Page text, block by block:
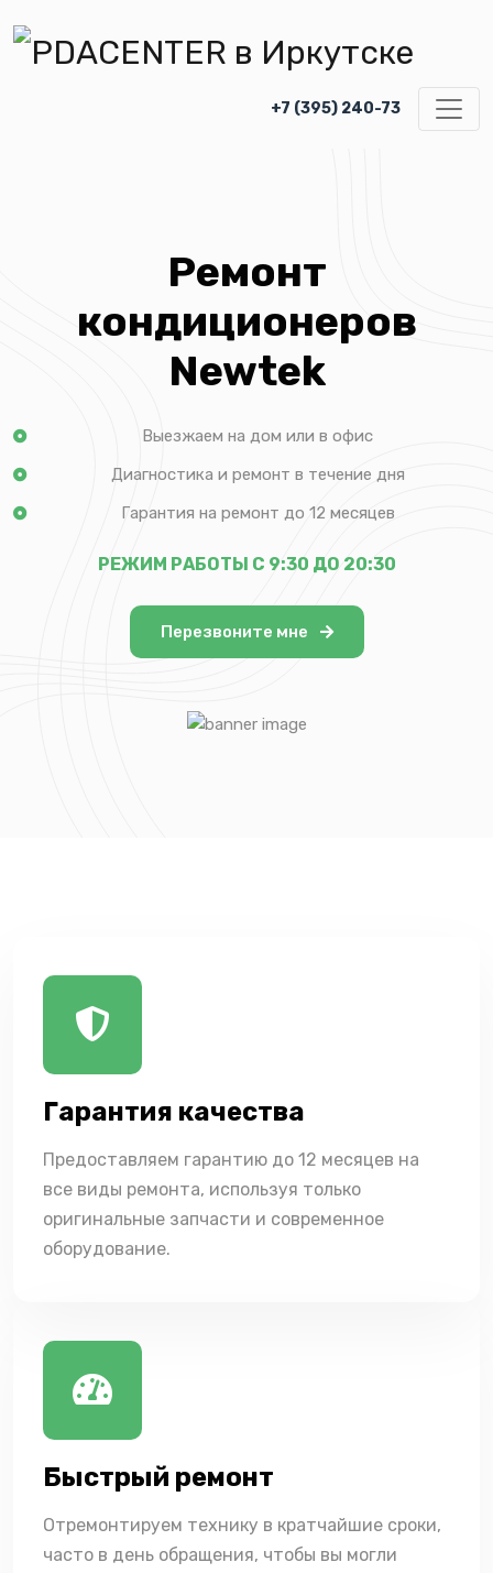
+7 (395) 240-73
Ремонт
кондиционеров
Newtek
Выезжаем на дом или в офис
Диагностика и ремонт в течение дня
Гарантия на ремонт до 12 месяцев
РЕЖИМ РАБОТЫ С 9:30 ДО 20:30
Перезвоните мне
Гарантия качества
Предоставляем гарантию до 12 месяцев на
все виды ремонта, используя только
оригинальные запчасти и современное
оборудование.
Быстрый ремонт
Отремонтируем технику в кратчайшие сроки,
часто в день обращения, чтобы вы могли